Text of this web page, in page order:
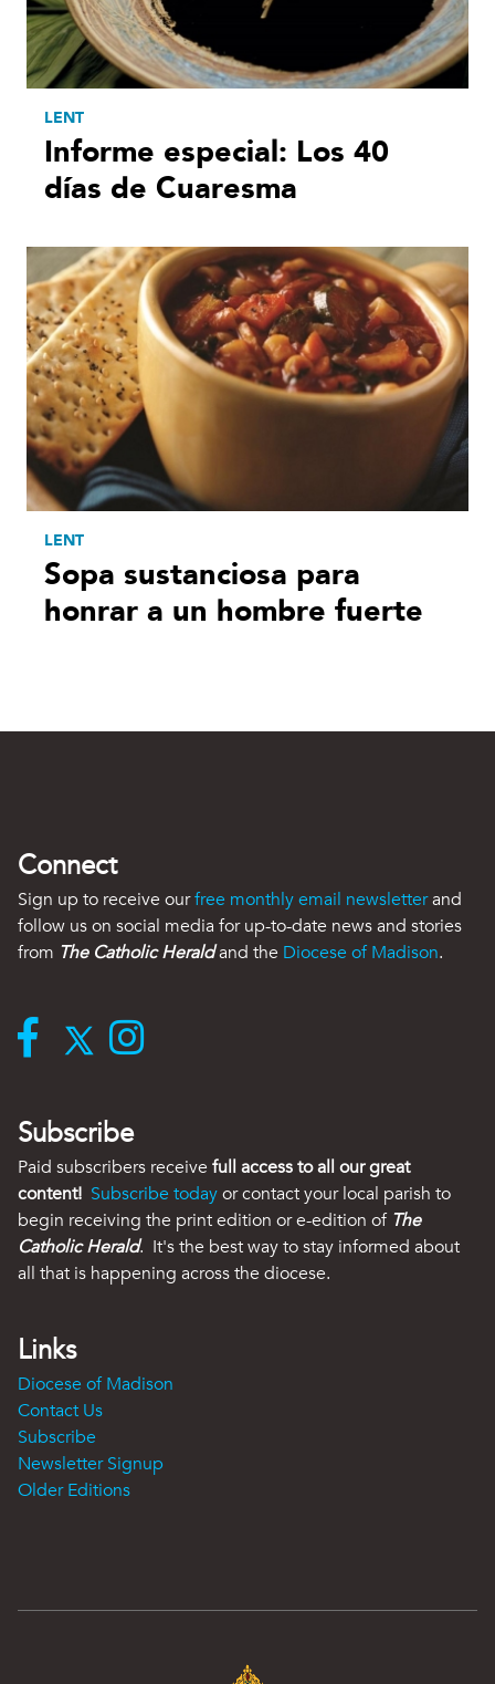
LENT
Informe especial: Los 40
días de Cuaresma
LENT
Sopa sustanciosa para
honrar a un hombre fuerte
Connect
Sign up to receive ourfree monthly email newsletterand
follow us on social media for up-to-date news and stories
from The Catholic Heraldand the Diocese of Madison.
Subscribe
Paid subscribers receive full access to all our great
content! Subscribe todayor contact your local parish to
begin receiving the print edition or e-edition of The
Catholic Herald. It's the best way to stay informed about
all that is happening across the diocese.
Links
Diocese of Madison
Contact Us
Subscribe
Newsletter Signup
Older Editions